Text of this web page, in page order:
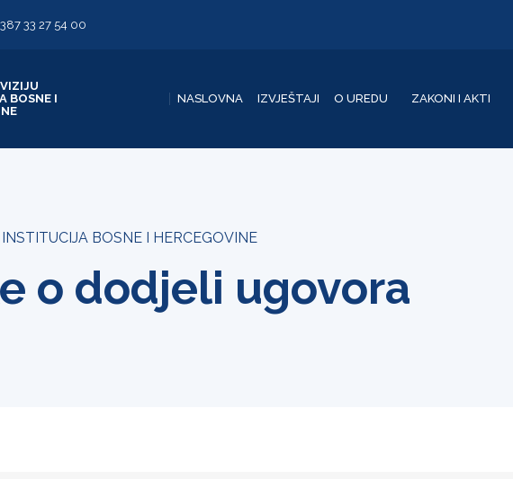
33 27 54 00
BOSNE I
NASLOVNA IZVJEŠTAJI O UREDU ZAKONI I AKTI
BOSNE I HERCEGOVINE
o dodjeli ugovora